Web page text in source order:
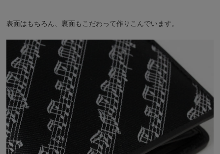
表面はもちろん、裏面もこだわって作りこんでいます。